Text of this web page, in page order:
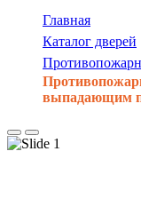
Главная
Каталог дверей
выпадающим